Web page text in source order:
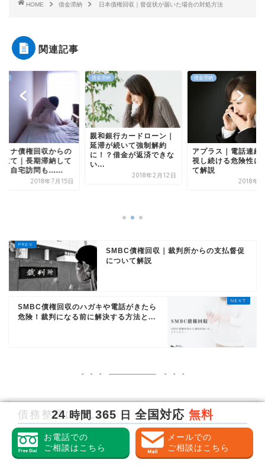
HOME 借金滞納 日本債権回収｜督促状が届いた場合の対処方法
関連記事
ィナ債権回収からの
立て｜長期滞納して
と自宅訪問も......
2018年7月15日
借金滞納
親和銀行カードローン｜
延滞が続いて強制解約
に！？借金が返済できな
い...
2018年2月12日
借金滞納
アプラス｜電話連絡
視し続ける危険性に
て解説
2018年8
SMBC債権回収｜裁判所からの支払督促
について解説
SMBC債権回収のハガキや電話がきたら
危険！裁判になる前に解決する方法と...
債務整理について
債務整理
24時間365 日 全国対応 無料
お電話での
ご相談はこちら
メールでの
ご相談はこちら